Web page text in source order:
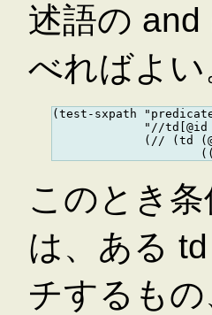
述語の
べればよい
(test-sxpath
"//
(// (td
このとき
は、ある
チするも